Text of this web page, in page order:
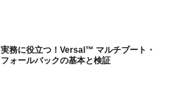
実務に役立つ！Versal™ マルチブート・
フォールバックの基本と検証